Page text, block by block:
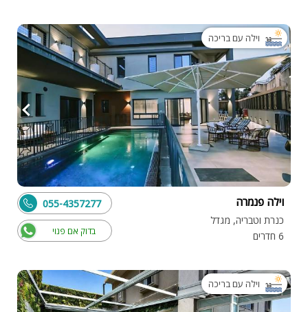
וילה עם בריכה
וילה פנמרה
כנרת וטבריה, מגדל
6 חדרים
בדוק אם פנוי
055-4357277
וילה עם בריכה